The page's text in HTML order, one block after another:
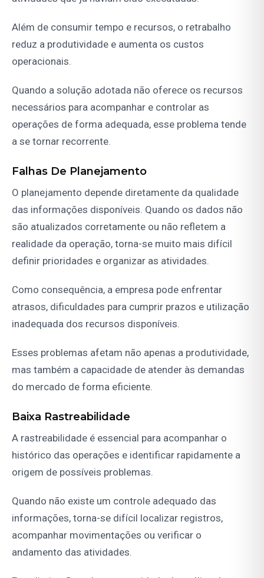
Além de consumir tempo e recursos, o retrabalho
reduz a produtividade e aumenta os custos
operacionais.
Quando a solução adotada não oferece os recursos
necessários para acompanhar e controlar as
operações de forma adequada, esse problema tende
a se tornar recorrente.
Falhas De Planejamento
O planejamento depende diretamente da qualidade
das informações disponíveis. Quando os dados não
são atualizados corretamente ou não refletem a
realidade da operação, torna-se muito mais difícil
definir prioridades e organizar as atividades.
Como consequência, a empresa pode enfrentar
atrasos, dificuldades para cumprir prazos e utilização
inadequada dos recursos disponíveis.
Esses problemas afetam não apenas a produtividade,
mas também a capacidade de atender às demandas
do mercado de forma eficiente.
Baixa Rastreabilidade
A rastreabilidade é essencial para acompanhar o
histórico das operações e identificar rapidamente a
origem de possíveis problemas.
Quando não existe um controle adequado das
informações, torna-se difícil localizar registros,
acompanhar movimentações ou verificar o
andamento das atividades.